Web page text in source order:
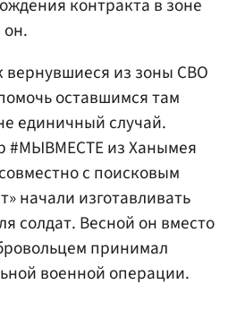
контракта в зоне
вернувшиеся из зоны СВО
оставшимся там
единичный случай.
#МЫВМЕСТЕ из Ханымея
с поисковым
начали изготавливать
солдат. Весной он вместо
принимал
военной операции.